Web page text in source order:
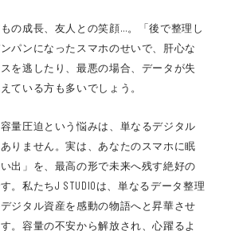
の成長、友人との笑顔…。「後で整理し
パンになったスマホのせいで、肝心な
を逃したり、最悪の場合、データが失
ている方も多いでしょう。
量圧迫という悩みは、単なるデジタル
りません。実は、あなたのスマホに眠
出」を、最高の形で未来へ残す絶好の
。私たちJ STUDIOは、単なるデータ整理
ジタル資産を感動の物語へと昇華させ
。容量の不安から解放され、心躍るよ